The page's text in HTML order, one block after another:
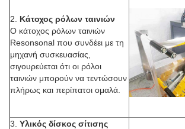
2. Κάτοχος ρόλων ταινιών
Ο κάτοχος ρόλων ταινιών
Resonsonal που συνδέει με τη
μηχανή συσκευασίας,
σιγουρεύεται ότι οι ρόλοι
ταινιών μπορούν να τεντώσουν
πλήρως και περίπατοι ομαλά.
3. Υλικός δίσκος σίτισης